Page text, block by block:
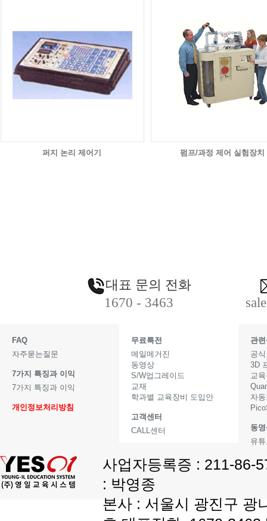
퍼지 논리 제어기 펌프/과정 제어 실험장치
대표 문의 전화
1670 - 3463
FAQ
자주묻는질문
7가지 특징과 이익
7가지 특징과 이익
개인정보처리방침
무료특전
메일메거진
동영상
S/W업그레이드
교재
학과별 교육장비 도입안
고객센터
CALL센터
관
공
3D
교
자
동
유
사업자등록증 : 211-86-
: 박영종
본사 : 서울시 광진구 광